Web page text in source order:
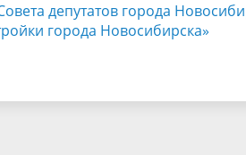
депутатов города
города Новосибирска»